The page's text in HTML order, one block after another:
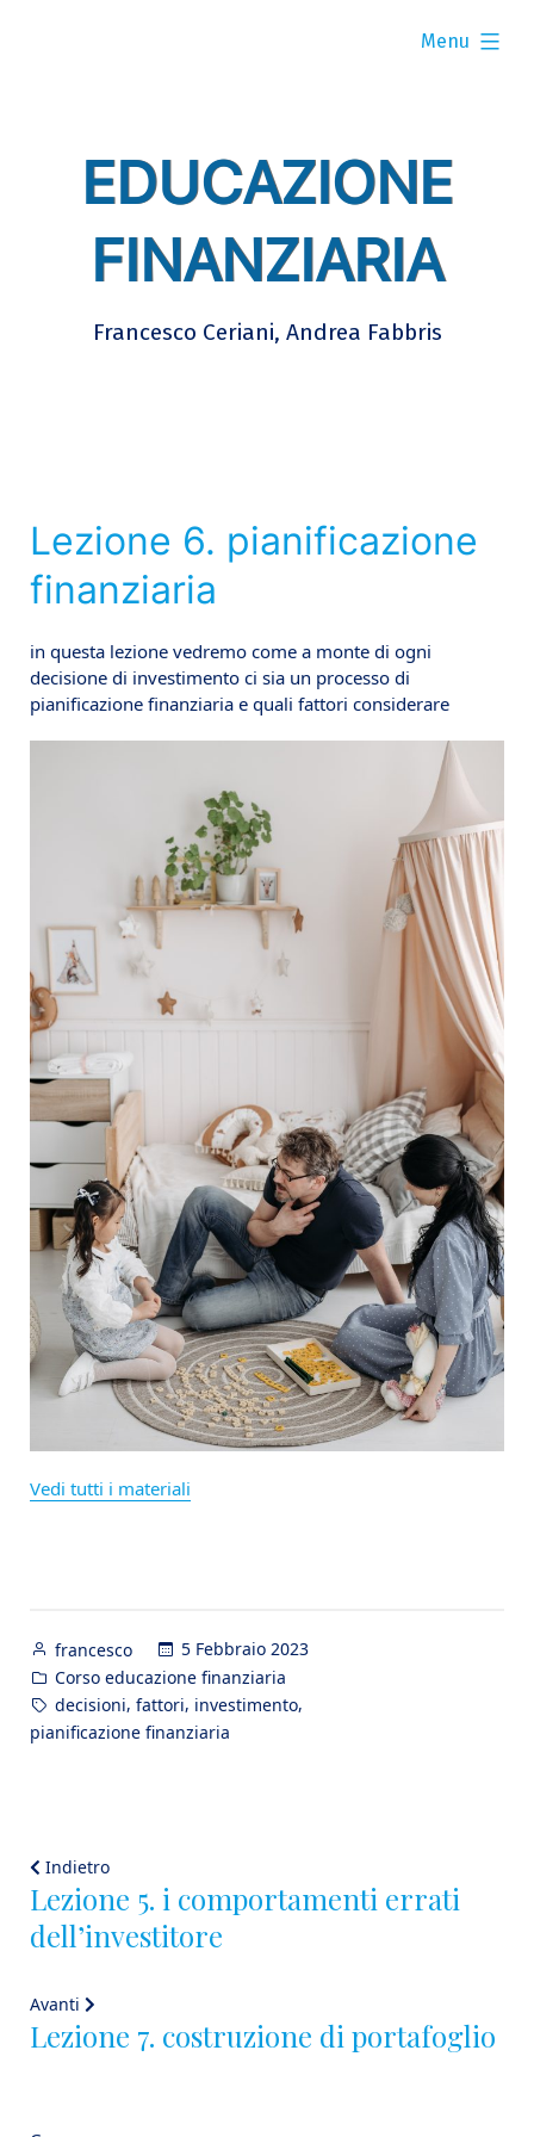
EDUCAZIONE
FINANZIARIA
Francesco Ceriani, Andrea Fabbris
Menu
expanded
Lezione 6. pianificazione
finanziaria
in questa lezione vedremo come a monte di ogni
decisione di investimento ci sia un processo di
pianificazione finanziaria e quali fattori considerare
Vedi tutti i materiali
Posted
by
francesco
5 Febbraio 2023
Posted
in
Corso educazione finanziaria
Tags:
decisioni, fattori, investimento,
pianificazione finanziaria
Navigazione
articoli
IndietroIndietro:
Lezione 5. i comportamenti errati
dell’investitore
Avanti
Lezione 7. costruzione di portafoglio